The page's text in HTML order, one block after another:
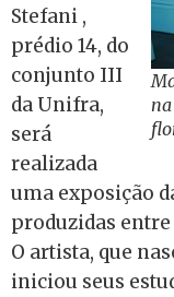
Stefani ,
prédio 14, do
conjunto III
da Unifra,
será
realizada
uma exposição
produzidas entre
O artista, que
iniciou seus